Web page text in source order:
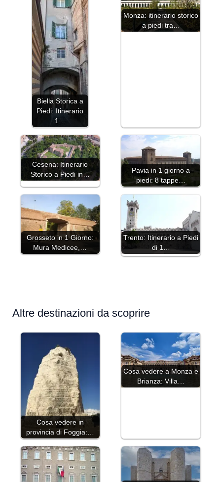
Biella Storica a
Piedi: Itinerario
1…
Monza: itinerario storico
a piedi tra…
Cesena: Itinerario
Storico a Piedi in…
Pavia in 1 giorno a
piedi: 8 tappe…
Grosseto in 1 Giorno:
Mura Medicee,…
Trento: Itinerario a Piedi
di 1…
Altre destinazioni da scoprire
Cosa vedere in
provincia di Foggia:…
Cosa vedere a Monza e
Brianza: Villa…